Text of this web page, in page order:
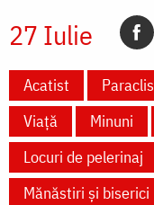
27 Iulie
Acatist Paraclis
Viață
Minuni
Locuri de pelerinaj
Mănăstiri și biserici